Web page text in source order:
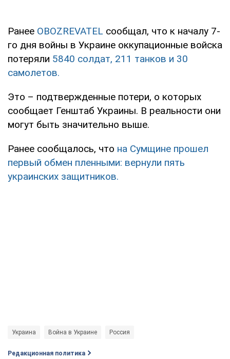
Ранее OBOZREVATEL сообщал, что к началу 7-
го дня войны в Украине оккупационные войска
потеряли 5840 солдат, 211 танков и 30
самолетов.
Это – подтвержденные потери, о которых
сообщает Генштаб Украины. В реальности они
могут быть значительно выше.
Ранее сообщалось, что на Сумщине прошел
первый обмен пленными: вернули пять
украинских защитников.
Украина Война в Украине Россия
Редакционная политика